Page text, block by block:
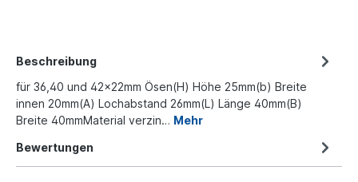
Beschreibung
für 36,40 und 42x22mm Ösen(H) Höhe 25mm(b) Breite
innen 20mm(A) Lochabstand 26mm(L) Länge 40mm(B)
Breite 40mmMaterial verzin… Mehr
Bewertungen